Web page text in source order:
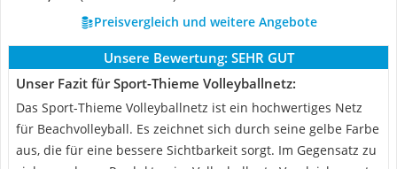
Preisvergleich und weitere Angebote
Unsere Bewertung: SEHR GUT
Unser Fazit für Sport-Thieme Volleyballnetz:
Das Sport-Thieme Volleyballnetz ist ein hochwertiges Netz
für Beachvolleyball. Es zeichnet sich durch seine gelbe Farbe
aus, die für eine bessere Sichtbarkeit sorgt. Im Gegensatz zu